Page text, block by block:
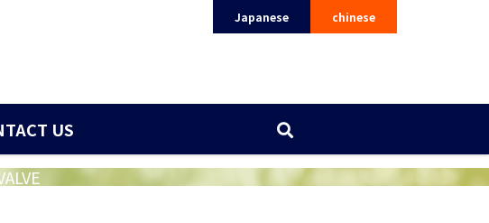
Japanese chinese
US